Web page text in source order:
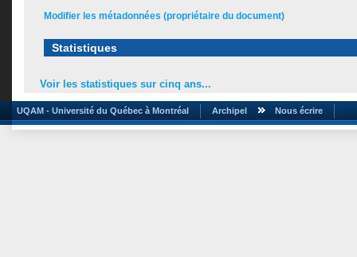
Modifier les métadonnées (propriétaire du document)
Statistiques
Voir les statistiques sur cinq ans...
UQAM - Université du Québec à Montréal Archipel Nous écrire